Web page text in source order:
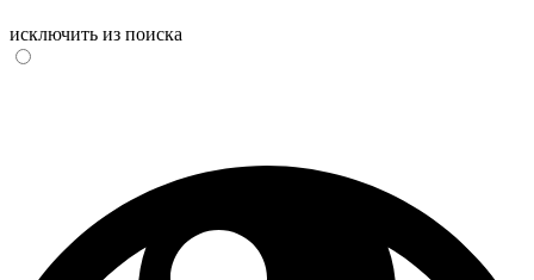
исключить из поиска